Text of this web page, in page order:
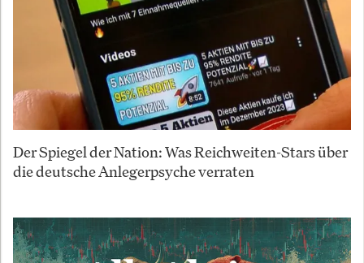
Der Spiegel der Nation: Was Reichweiten-Stars über
die deutsche Anlegerpsyche verraten